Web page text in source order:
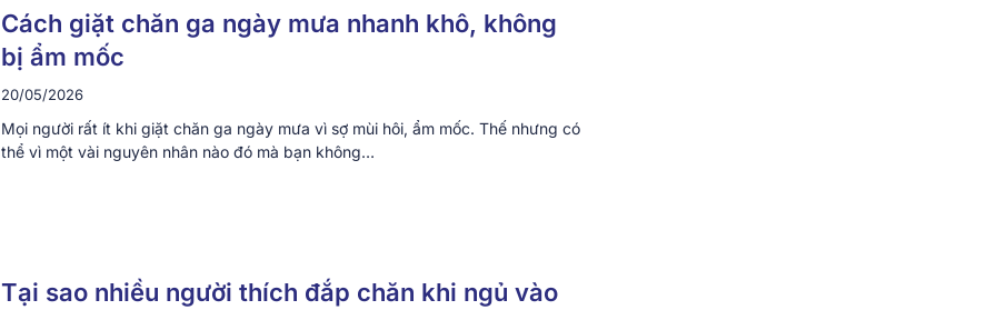
Cách giặt chăn ga ngày mưa nhanh khô, không
bị ẩm mốc
20/05/2026
Mọi người rất ít khi giặt chăn ga ngày mưa vì sợ mùi hôi, ẩm mốc. Thế nhưng có
thể vì một vài nguyên nhân nào đó mà bạn không…
Tại sao nhiều người thích đắp chăn khi ngủ vào